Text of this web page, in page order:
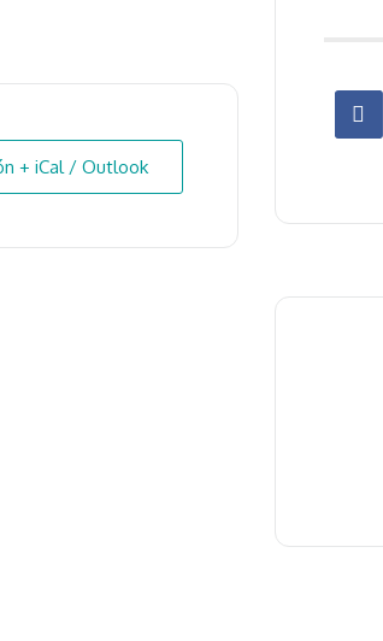
+ iCal / Outlook